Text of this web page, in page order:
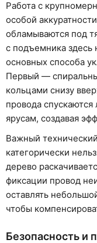
Работа с
особой
обламываются под
с подъемника
основных способа
Первый —
кольцами снизу
провода
ярусам, создавая
Важный
категорически
дерево
фиксации провод
оставлять
чтобы
Безопасность и